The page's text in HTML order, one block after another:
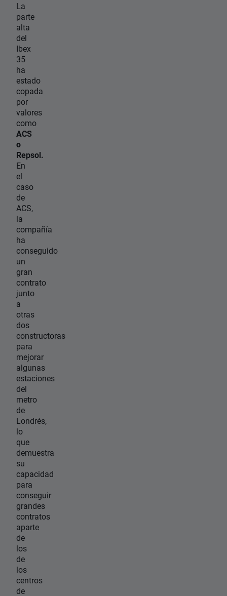
La
parte
alta
del
Ibex
35
ha
estado
copada
por
valores
como
ACS
o
Repsol.
En
el
caso
de
ACS,
la
compañía
ha
conseguido
un
gran
contrato
junto
a
otras
dos
constructoras
para
mejorar
algunas
estaciones
del
metro
de
Londrés,
lo
que
demuestra
su
capacidad
para
conseguir
grandes
contratos
aparte
de
los
de
los
centros
de